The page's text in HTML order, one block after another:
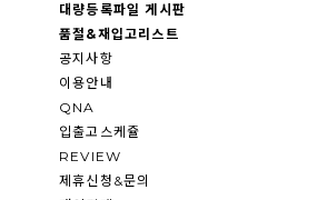
대량등록파일 게시판
품절&재입고리스트
공지사항
이용안내
QNA
입출고스케쥴
REVIEW
제휴신청&문의